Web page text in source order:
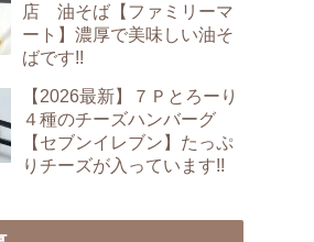
店 油そば【ファミリーマ
ート】濃厚で美味しい油そ
ばです!!
【2026最新】７Ｐとろーり
４種のチーズハンバーグ
【セブンイレブン】たっぷ
りチーズが入っています!!